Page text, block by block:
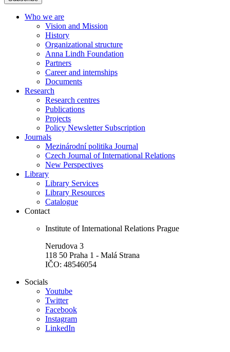
Who we are
Vision and Mission
History
Organizational structure
Anna Lindh Foundation
Partners
Career and internships
Documents
Research
Research centres
Publications
Projects
Policy Newsletter Subscription
Journals
Mezinárodní politika Journal
Czech Journal of International Relations
New Perspectives
Library
Library Services
Library Resources
Catalogue
Contact
Institute of International Relations Prague
Nerudova 3
118 50 Praha 1 - Malá Strana
IČO: 48546054
Socials
Youtube
Twitter
Facebook
Instagram
LinkedIn